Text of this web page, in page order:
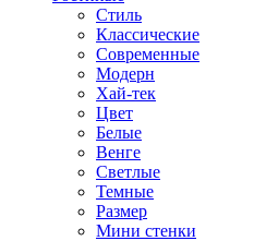
Стиль
Классические
Современные
Модерн
Хай-тек
Цвет
Белые
Венге
Светлые
Темные
Размер
Мини стенки